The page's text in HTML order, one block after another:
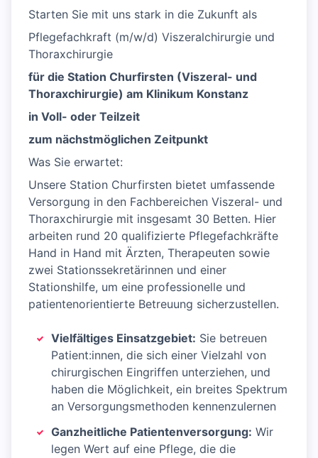
Starten Sie mit uns stark in die Zukunft als
Pflegefachkraft (m/w/d) Viszeralchirurgie und
Thoraxchirurgie
für die Station Churfirsten (Viszeral- und
Thoraxchirurgie) am Klinikum Konstanz
in Voll- oder Teilzeit
zum nächstmöglichen Zeitpunkt
Was Sie erwartet:
Unsere Station Churfirsten bietet umfassende
Versorgung in den Fachbereichen Viszeral- und
Thoraxchirurgie mit insgesamt 30 Betten. Hier
arbeiten rund 20 qualifizierte Pflegefachkräfte
Hand in Hand mit Ärzten, Therapeuten sowie
zwei Stationssekretärinnen und einer
Stationshilfe, um eine professionelle und
patientenorientierte Betreuung sicherzustellen.
Vielfältiges Einsatzgebiet: Sie betreuen
Patient:innen, die sich einer Vielzahl von
chirurgischen Eingriffen unterziehen, und
haben die Möglichkeit, ein breites Spektrum
an Versorgungsmethoden kennenzulernen
Ganzheitliche Patientenversorgung: Wir
legen Wert auf eine Pflege, die die